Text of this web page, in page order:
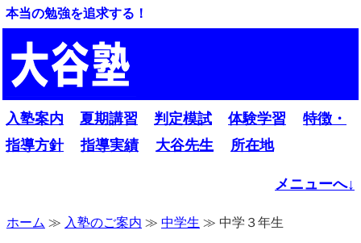
本当の勉強を追求する！
入塾案内 夏期講習 判定模試 体験学習
特徴・
指導方針
指導実績 大谷先生 所在地
メニューへ↓
ホーム ≫ 入塾のご案内 ≫ 中学生 ≫ 中学３年生